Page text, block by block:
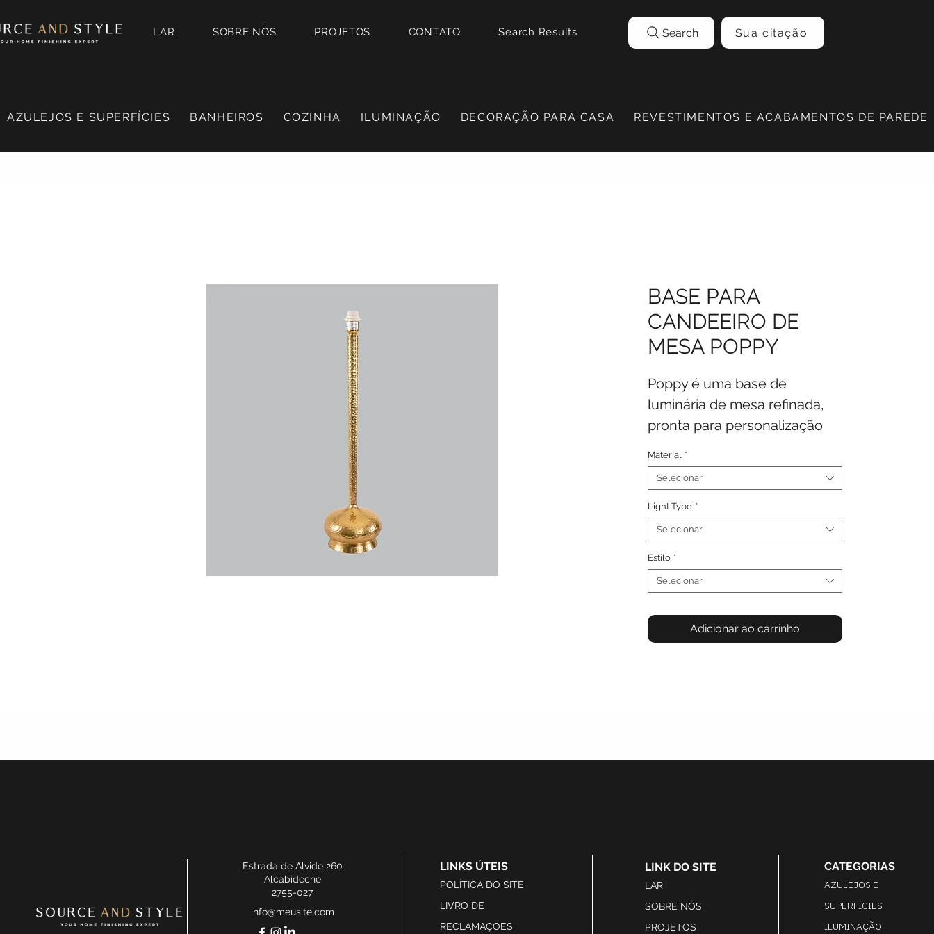
LAR SOBRE NÓS PROJETOS CONTATO Search Results Search Sua citação
AZULEJOS E SUPERFÍCIES BANHEIROS COZINHA ILUMINAÇÃO DECORAÇÃO PARA CASA REVESTIMENTOS E ACABAMENTOS DE PAREDE
BASE PARA
CANDEEIRO DE
MESA POPPY
Poppy é uma base de
luminária de mesa refinada,
pronta para personalização
para adicionar seu toque
pessoal. Seu design simples a
torna ideal para salas de estar
ou quartos.
Material *
Selecionar
Light Type *
Selecionar
Estilo *
Selecionar
Adicionar ao carrinho
Estrada de Alvide 260
Alcabideche
2755-027
info@meusite.com
LINKS ÚTEIS
POLÍTICA DO SITE
LIVRO DE
RECLAMAÇÕES
LINK DO SITE
LAR
SOBRE NÓS
PROJETOS
CATEGORIAS
AZULEJOS E
SUPERFÍCIES
ILUMINAÇÃO